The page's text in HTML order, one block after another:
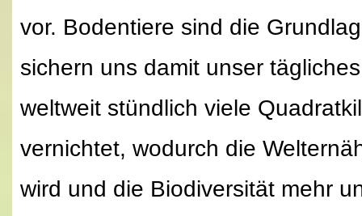
vor. Bodentiere sind die
sichern uns damit unser
weltweit stündlich viele
vernichtet, wodurch die
wird und die Biodiversität mehr